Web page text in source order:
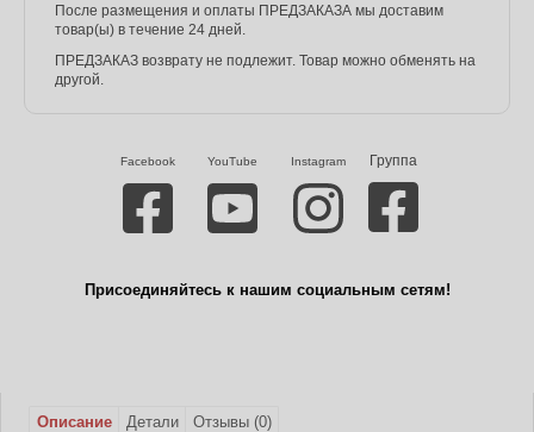
После размещения и оплаты ПРЕДЗАКАЗА мы доставим
товар(ы) в течение 24 дней.
ПРЕДЗАКАЗ возврату не подлежит. Товар можно обменять на
другой.
Facebook YouTube Instagram Группа
Присоединяйтесь к нашим социальным сетям!
Описание Детали Отзывы (0)